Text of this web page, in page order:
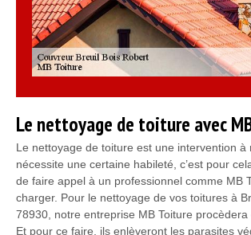
Le nettoyage de toiture avec
Le nettoyage de toiture est une intervention à
nécessite une certaine habileté, c’est pour
de faire appel à un professionnel comme MB
charger. Pour le nettoyage de vos toitures à
78930, notre entreprise MB Toiture procèdera
Et pour ce faire, ils enlèveront les parasites